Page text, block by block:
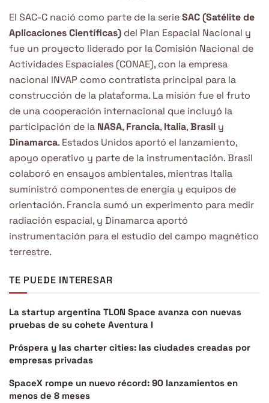
El SAC-C nació como parte de la serieSAC (Satélite de
Aplicaciones Científicas) del Plan Espacial Nacional y
fue un proyecto liderado por la Comisión Nacional de
Actividades Espaciales (CONAE), con la empresa
nacional INVAP como contratista principal para la
construcción de la plataforma. La misión fue el fruto
de una cooperación internacional que incluyó la
participación de la NASA, Francia, Italia,Brasil y
Dinamarca. Estados Unidos aportó el lanzamiento,
apoyo operativo y parte de la instrumentación. Brasil
colaboró en ensayos ambientales, mientras Italia
suministró componentes de energía y equipos de
orientación. Francia sumó un experimento para medir
radiación espacial, y Dinamarca aportó
instrumentación para el estudio del campo magnético
terrestre.
TE PUEDE INTERESAR
La startup argentina TLON Space avanza con nuevas
pruebas de su cohete Aventura I
Próspera y las charter cities: las ciudades creadas por
empresas privadas
SpaceX rompe un nuevo récord: 90 lanzamientos en
menos de 8 meses